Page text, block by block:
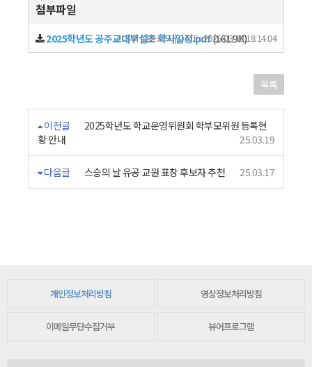
첨부파일
2025학년도 공주교대부설초 학사일정.pdf(161.9K)
207회 다운로드 | DATE : 2025-03-18 18:14:04
목록
이전글
2025학년도 학교운영위원회 학부모위원 등록현
황 안내
25.03.19
다음글 스승의 날 유공 교원 표창 후보자 추천 25.03.17
개인정보처리방침 영상정보처리방침
이메일무단수집거부 뷰어프로그램